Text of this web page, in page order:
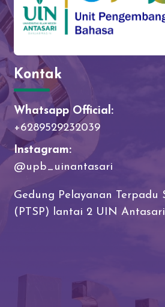
Kontak
Whatsapp Official:
+6289529232039
Instagram:
@upb_uinantasari
Gedung Pelayanan Terpadu
(PTSP) lantai 2 UIN